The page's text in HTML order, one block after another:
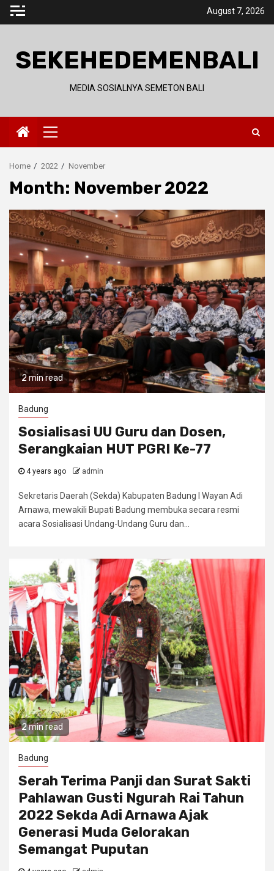
Skip
August 7, 2026
SEKEHEDEMENBALI
MEDIA SOSIALNYA SEMETON BALI
Primary
Menu
Home 2022 November
Month: November 2022
2 min read
Badung
Sosialisasi UU Guru dan Dosen,
Serangkaian HUT PGRI Ke-77
4 years ago admin
Sekretaris Daerah (Sekda) Kabupaten Badung I Wayan Adi
Arnawa, mewakili Bupati Badung membuka secara resmi
acara Sosialisasi Undang-Undang Guru dan...
2 min read
Badung
Serah Terima Panji dan Surat Sakti
Pahlawan Gusti Ngurah Rai Tahun
2022 Sekda Adi Arnawa Ajak
Generasi Muda Gelorakan
Semangat Puputan